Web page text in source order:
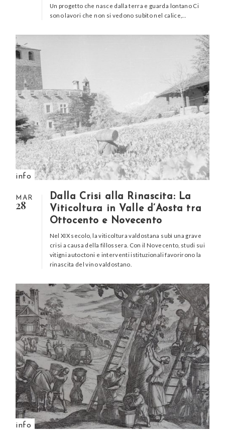
Un progetto che nasce dalla terra e guarda lontano Ci
sono lavori che non si vedono subito nel calice,…
info
MAR
28
Dalla Crisi alla Rinascita: La
Viticoltura in Valle d’Aosta tra
Ottocento e Novecento
Nel XIX secolo, la viticoltura valdostana subì una grave
crisi a causa della fillossera. Con il Novecento, studi sui
vitigni autoctoni e interventi istituzionali favorirono la
rinascita del vino valdostano.
info